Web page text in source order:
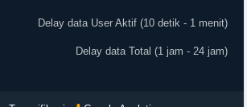
Delay data User Aktif (10 detik - 1 menit)
Delay data Total (1 jam - 24 jam)